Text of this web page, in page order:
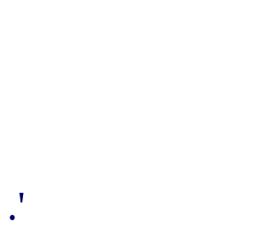
.'